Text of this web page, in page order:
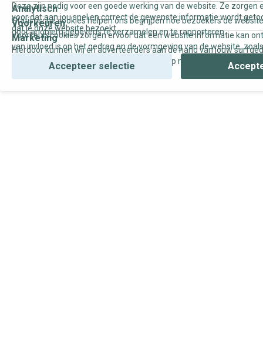
Deze zijn nodig voor een goede werking van de website. Ze zorgen
voor dat aan jou snel en correct de gewenste informatie wordt
dat je onze website bezoekt.
Analytisch
Statistische cookies helpen ons begrijpen hoe bezoekers de
door anoniem gegevens te verzamelen en te rapporteren.
Voorkeuren
Voorkeurscookies zorgen ervoor dat een website informatie kan
van invloed is op het gedrag en de vormgeving van de website,
Marketing
Hierdoor kunnen wij en adverteerders aan de hand van jouw
gepersonaliseerde online advertenties en op maat gemaakte
Accepteer selectie